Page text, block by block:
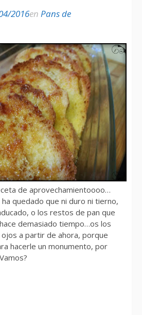
2016en Pans de
de aprovechamientoooo…
quedado que ni duro ni tierno,
o los restos de pan que
demasiado tiempo…os los
a partir de ahora, porque
hacerle un monumento, por